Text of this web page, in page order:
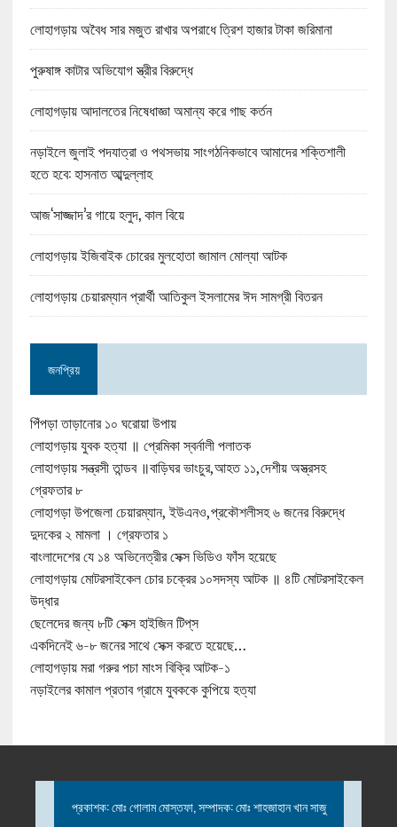
লোহাগড়ায় অবৈধ সার মজুত রাখার অপরাধে ত্রিশ হাজার টাকা জরিমানা
পুরুষাঙ্গ কাটার অভিযোগ স্ত্রীর বিরুদ্ধে
লোহাগড়ায় আদালতের নিষেধাজ্ঞা অমান্য করে গাছ কর্তন
নড়াইলে জুলাই পদযাত্রা ও পথসভায় সাংগঠনিকভাবে আমাদের শক্তিশালী
হতে হবে: হাসনাত আব্দুল্লাহ
আজ‘সাজ্জাদ’র গায়ে হলুদ, কাল বিয়ে
লোহাগড়ায় ইজিবাইক চোরের মুলহোতা জামাল মোল্যা আটক
লোহাগড়ায় চেয়ারম্যান প্রার্থী আতিকুল ইসলামের ঈদ সামগ্রী বিতরন
জনপ্রিয়
পিঁপড়া তাড়ানোর ১০ ঘরোয়া উপায়
লোহাগড়ায় যুবক হত্যা ॥ প্রেমিকা স্বর্নালী পলাতক
লোহাগড়ায় সন্ত্রসী তান্ডব ॥বাড়িঘর ভাংচুর,আহত ১১,দেশীয় অস্ত্রসহ
গ্রেফতার ৮
লোহাগড়া উপজেলা চেয়ারম্যান, ইউএনও,প্রকৌশলীসহ ৬ জনের বিরুদ্ধে
দুদকের ২ মামলা । গ্রেফতার ১
বাংলাদেশের যে ১৪ অভিনেত্রীর সেক্স ভিডিও ফাঁস হয়েছে
লোহাগড়ায় মোটরসাইকেল চোর চক্রের ১০সদস্য আটক ॥ ৪টি মোটরসাইকেল
উদ্ধার
ছেলেদের জন্য ৮টি সেক্স হাইজিন টিপ্‌স
একদিনেই ৬-৮ জনের সাথে সেক্স করতে হয়েছে…
লোহাগড়ায় মরা গরুর পচা মাংস বিক্রি আটক-১
নড়াইলের কামাল প্রতাব গ্রামে যুবককে কুপিয়ে হত্যা
প্রকাশক: মোঃ গোলাম মোস্তফা, সম্পাদক: মোঃ শাহজাহান খান সাজু